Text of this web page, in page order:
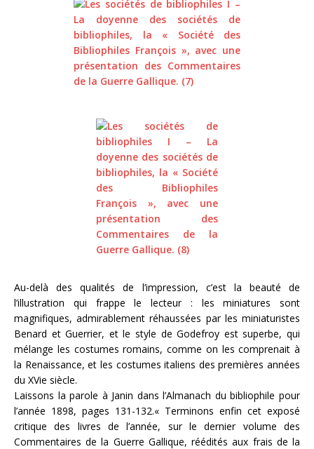
Au-delà des qualités de l’impression, c’est la beauté de
l’illustration qui frappe le lecteur : les miniatures sont
magnifiques, admirablement réhaussées par les miniaturistes
Benard et Guerrier, et le style de Godefroy est superbe, qui
mélange les costumes romains, comme on les comprenait à
la Renaissance, et les costumes italiens des premières années
du XVie siècle.
Laissons la parole à Janin dans l’Almanach du bibliophile pour
l’année 1898, pages 131-132.« Terminons enfin cet exposé
critique des livres de l’année, sur le dernier volume des
Commentaires de la Guerre Gallique, réédités aux frais de la